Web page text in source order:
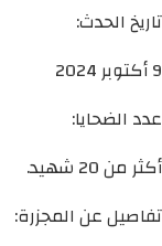
تاريخ الحدث:
9 أكتوبر 2024
عدد الضحايا:
أكثر من 20 شهيد.
تفاصيل عن المجزرة: